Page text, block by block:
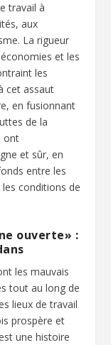
travail à
aux
La rigueur
et les
les
cet assaut
en fusionnant
de la
ont
et sûr, en
entre les
les conditions de
ouverte» :
les mauvais
tout au long de
lieux de travail
prospère et
une histoire